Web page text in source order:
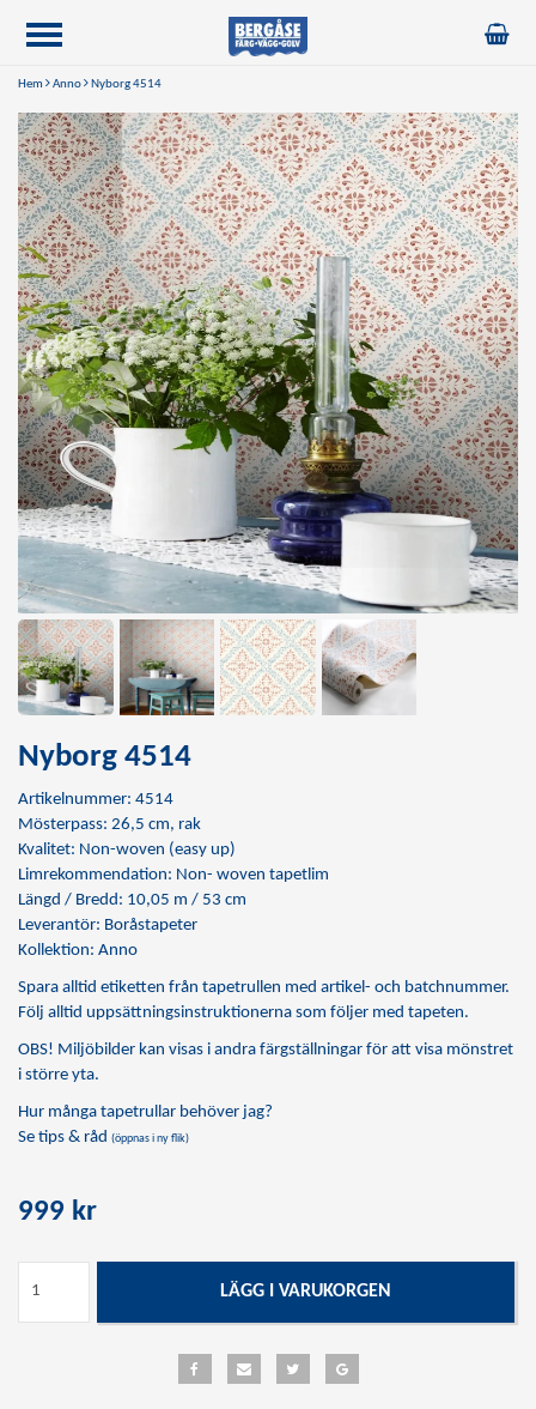
Hem Anno Nyborg 4514
Nyborg 4514
Artikelnummer: 4514
Mösterpass: 26,5 cm, rak
Kvalitet: Non-woven (easy up)
Limrekommendation: Non- woven tapetlim
Längd / Bredd: 10,05 m / 53 cm
Leverantör: Boråstapeter
Kollektion: Anno
Spara alltid etiketten från tapetrullen med artikel- och batchnummer.
Följ alltid uppsättningsinstruktionerna som följer med tapeten.
OBS! Miljöbilder kan visas i andra färgställningar för att visa mönstret
i större yta.
Hur många tapetrullar behöver jag?
Se tips & råd (öppnas i ny flik)
999 kr
LÄGG I VARUKORGEN